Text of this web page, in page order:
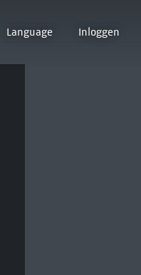
Language Inloggen